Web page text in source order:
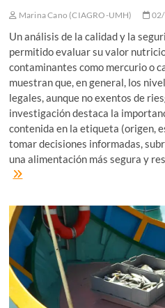
Marina Cano (CIAGRO-UMH)
Un análisis de la calidad y la
permitido evaluar su valor
contaminantes como mercurio o
muestran que, en general, los
legales, aunque no exentos de
investigación destaca la
contenida en la etiqueta (origen,
tomar decisiones informadas,
una alimentación más segura y
¿Compras
leer
la
etiqueta?
Esto
te
interesa